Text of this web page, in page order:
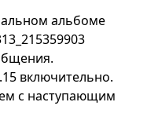
альбоме
включительно.
с наступающим